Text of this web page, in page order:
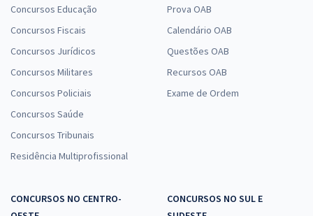
Concursos Educação
Concursos Fiscais
Concursos Jurídicos
Concursos Militares
Concursos Policiais
Concursos Saúde
Concursos Tribunais
Residência Multiprofissional
Prova OAB
Calendário OAB
Questões OAB
Recursos OAB
Exame de Ordem
CONCURSOS NO CENTRO-
CONCURSOS NO SUL E